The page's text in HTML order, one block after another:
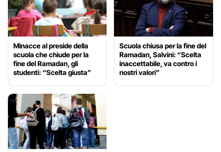
Minacce al preside della
scuola che chiude per la
fine del Ramadan, gli
studenti: “Scelta giusta”
Scuola chiusa per la fine del
Ramadan, Salvini: “Scelta
inaccettabile, va contro i
nostri valori”